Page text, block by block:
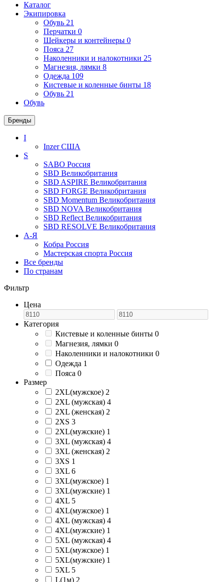
Каталог
Экипировка
Обувь 21
Перчатки 0
Шейкеры и контейнеры 0
Пояса 27
Наколенники и налокотники 25
Магнезия, лямки 8
Одежда 109
Кистевые и коленные бинты 18
Обувь 21
Обувь
Бренды
I
InzerСША
S
SABO Россия
SBD Великобритания
SBD ASPIRE Великобритания
SBD FORGE Великобритания
SBD Momentum Великобритания
SBD NOVA Великобритания
SBD Reflect Великобритания
SBD RESOLVE Великобритания
А-Я
Кобра Россия
Мастерская спорта Россия
Все бренды
По странам
Фильтр
Цена
Категория
Кистевые и коленные бинты 0
Магнезия, лямки 0
Наколенники и налокотники 0
Одежда 1
Пояса 0
Размер
2XL(мужское) 2
2XL (мужская) 4
2XL (женская) 2
2XS 3
2XL(мужские) 1
3XL (мужская) 4
3XL (женская) 2
3XS 1
3XL 6
3XL(мужское) 1
3XL(мужские) 1
4XL 5
4XL(мужское) 1
4XL (мужская) 4
4XL(мужские) 1
5XL (мужская) 4
5XL(мужское) 1
5XL(мужские) 1
5XL 5
L(1м) 2